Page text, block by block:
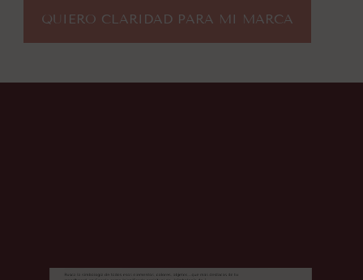
QUIERO CLARIDAD PARA MI MARCA